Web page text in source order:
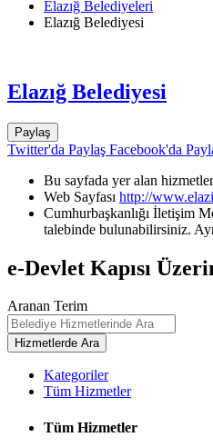
Elazığ Belediyeleri
Elazığ Belediyesi
Elazığ Belediyesi
Paylaş
Twitter'da Paylaş Facebook'da
Bu sayfada yer alan
Web Sayfası http://
Cumhurbaşkanlığı İletişim
talebinde bulunabilirsiniz.
e-Devlet Kapısı
Aranan Terim
Kategoriler
Tüm Hizmetler
Tüm Hizmetler